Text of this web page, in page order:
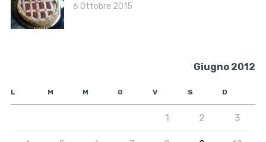
6 Ottobre 2015
Giugno 2012
L M M G V S D
1 2 3